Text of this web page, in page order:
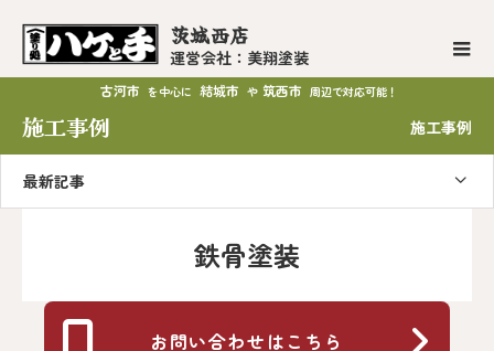
茨城西店
運営会社：美翔塗装
古河市 を中心に 結城市 や 筑西市 周辺で対応可能！
施工事例 施工事例
最新記事
鉄骨塗装
お問い合わせはこちら